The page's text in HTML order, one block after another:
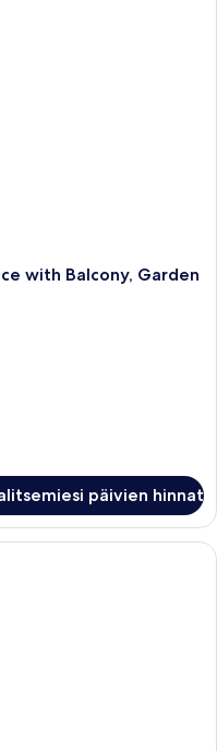
with Balcony, Garden
päivien hinnat